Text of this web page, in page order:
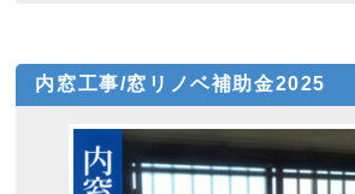
内窓工事/窓リノベ補助金2025